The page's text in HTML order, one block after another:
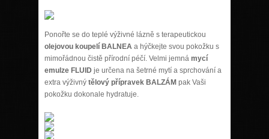
Ponořte se do teplé výživné lázně s terapeutickou
olejovou koupelí BALNEA a hýčkejte svou pokožku s
mimořádnou čistě přírodní péčí. Velmi jemná mycí
emulze FLUID je určena na šetrné mytí a sprchování a
extra výživný tělový přípravek BALZÁM pak Vaši
pokožku dokonale hydratuje.